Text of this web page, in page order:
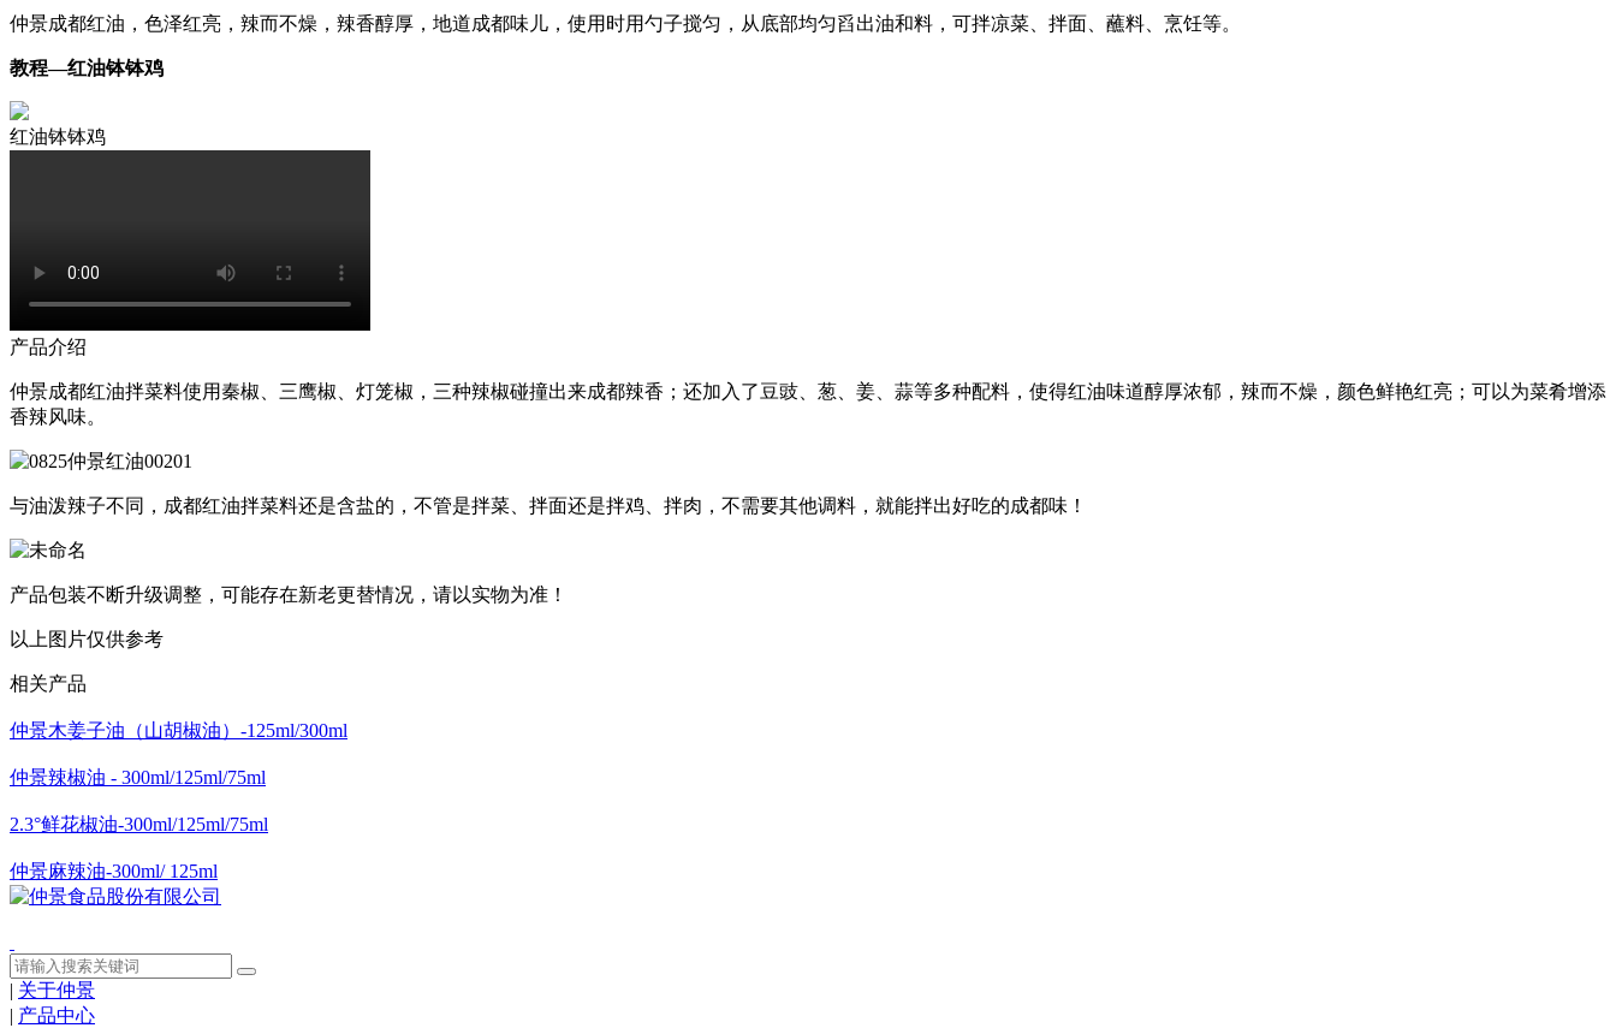
仲景成都红油，色泽红亮，辣而不燥，辣香醇厚，地道成都味儿，使用时用勺子搅匀，从底部均匀舀出油和料，可拌凉菜、拌面、蘸料、烹饪等。
教程—红油钵钵鸡
红油钵钵鸡
产品介绍
仲景成都红油拌菜料使用秦椒、三鹰椒、灯笼椒，三种辣椒碰撞出来成都辣香；还加入了豆豉、葱、姜、蒜等多种配料，使得红油味道醇厚浓郁，辣而不燥，颜色鲜艳红亮；可以为菜肴增添
香辣风味。
与油泼辣子不同，成都红油拌菜料还是含盐的，不管是拌菜、拌面还是拌鸡、拌肉，不需要其他调料，就能拌出好吃的成都味！
产品包装不断升级调整，可能存在新老更替情况，请以实物为准！
以上图片仅供参考
相关产品
仲景木姜子油（山胡椒油）-125ml/300ml
仲景辣椒油 - 300ml/125ml/75ml
2.3°鲜花椒油-300ml/125ml/75ml
仲景麻辣油-300ml/ 125ml
| 关于仲景
| 产品中心